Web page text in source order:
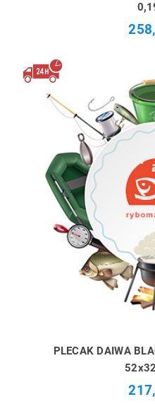
PLECAK DAIWA